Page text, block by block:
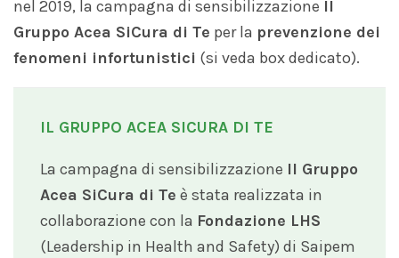
nel 2019, la campagna di sensibilizzazione Il
Gruppo Acea SiCura di Te per la prevenzione dei
fenomeni infortunistici (si veda box dedicato).
IL GRUPPO ACEA SICURA DI TE
La campagna di sensibilizzazione Il Gruppo
Acea SiCura di Te è stata realizzata in
collaborazione con la Fondazione LHS
(Leadership in Health and Safety) di Saipem